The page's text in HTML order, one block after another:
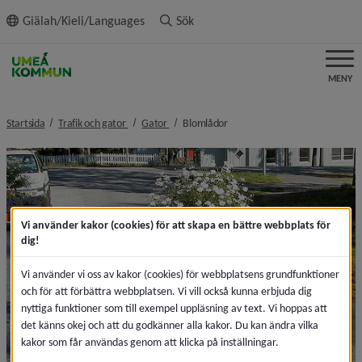
innehållet
Giälah/Kieli/Languages Sök
MENY
Startsida Trafik och gator nivå i brödsmulenavigeringen
Gator nivå i brödsmulenavigeringen
Blomlådornivå i brödsmulenavigeringen
Vi använder kakor (cookies) för att skapa en bättre webbplats för
dig!
Vi använder vi oss av kakor (cookies) för webbplatsens grundfunktioner
och för att förbättra webbplatsen. Vi vill också kunna erbjuda dig
nyttiga funktioner som till exempel uppläsning av text. Vi hoppas att
det känns okej och att du godkänner alla kakor. Du kan ändra vilka
kakor som får användas genom att klicka på inställningar.